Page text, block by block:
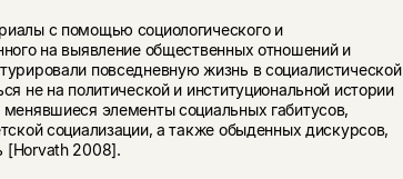
с помощью социологиче­ского и
на выявление обще­ственных отношений и
повседневную жизнь в социалистической
не на политической и институциональной истории
элементы социальных габитусов,
социализации, а также обы­денных дискурсов,
[Horvath 2008].